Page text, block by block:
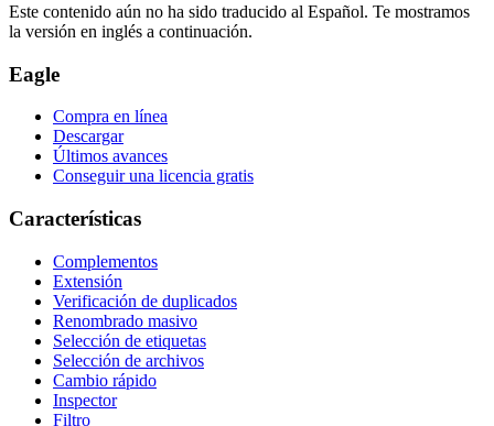
Este contenido aún no ha sido traducido al Español. Te mostramos
la versión en inglés a continuación.
Eagle
Compra en línea
Descargar
Últimos avances
Conseguir una licencia gratis
Características
Complementos
Extensión
Verificación de duplicados
Renombrado masivo
Selección de etiquetas
Selección de archivos
Cambio rápido
Inspector
Filtro